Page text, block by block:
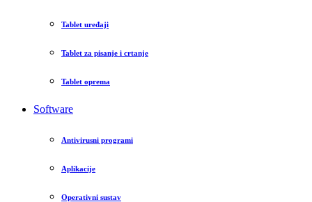
Tablet uređaji
Tablet za pisanje i crtanje
Tablet oprema
Software
Antivirusni programi
Aplikacije
Operativni sustav